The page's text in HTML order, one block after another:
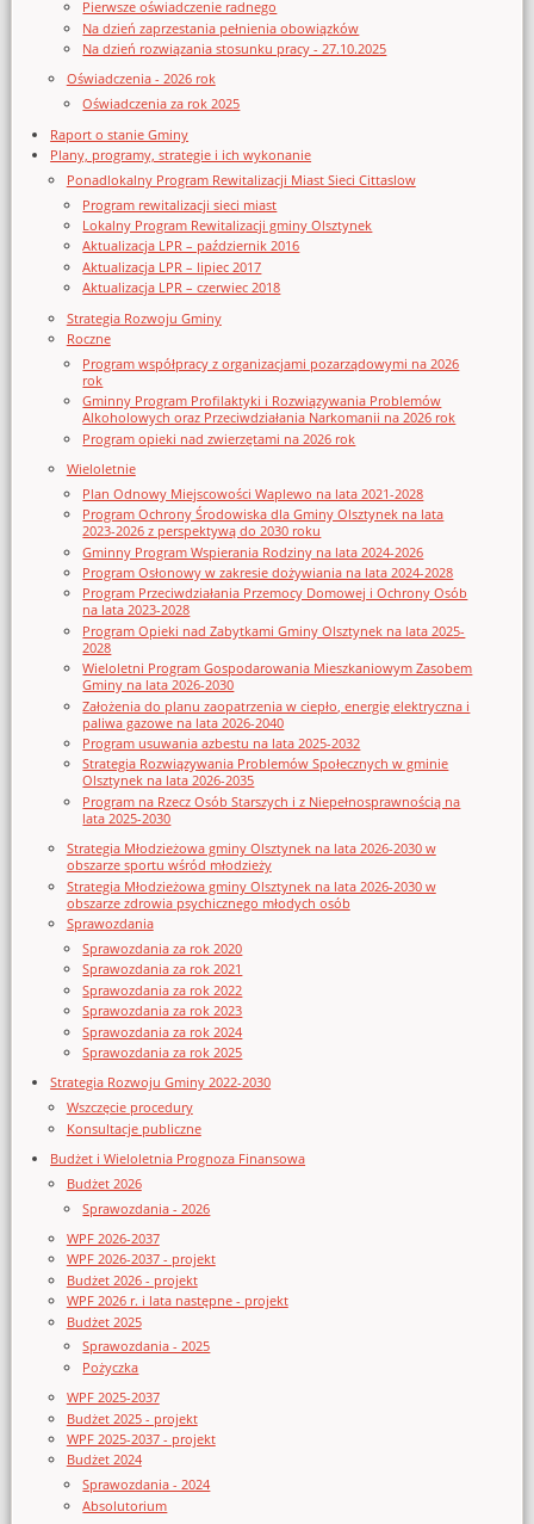
Pierwsze oświadczenie radnego
Na dzień zaprzestania pełnienia obowiązków
Na dzień rozwiązania stosunku pracy - 27.10.2025
Oświadczenia - 2026 rok
Oświadczenia za rok 2025
Raport o stanie Gminy
Plany, programy, strategie i ich wykonanie
Ponadlokalny Program Rewitalizacji Miast Sieci Cittaslow
Program rewitalizacji sieci miast
Lokalny Program Rewitalizacji gminy Olsztynek
Aktualizacja LPR – październik 2016
Aktualizacja LPR – lipiec 2017
Aktualizacja LPR – czerwiec 2018
Strategia Rozwoju Gminy
Roczne
Program współpracy z organizacjami pozarządowymi na 2026
rok
Gminny Program Profilaktyki i Rozwiązywania Problemów
Alkoholowych oraz Przeciwdziałania Narkomanii na 2026 rok
Program opieki nad zwierzętami na 2026 rok
Wieloletnie
Plan Odnowy Miejscowości Waplewo na lata 2021-2028
Program Ochrony Środowiska dla Gminy Olsztynek na lata
2023-2026 z perspektywą do 2030 roku
Gminny Program Wspierania Rodziny na lata 2024-2026
Program Osłonowy w zakresie dożywiania na lata 2024-2028
Program Przeciwdziałania Przemocy Domowej i Ochrony Osób
na lata 2023-2028
Program Opieki nad Zabytkami Gminy Olsztynek na lata 2025-
2028
Wieloletni Program Gospodarowania Mieszkaniowym Zasobem
Gminy na lata 2026-2030
Założenia do planu zaopatrzenia w ciepło, energię elektryczna i
paliwa gazowe na lata 2026-2040
Program usuwania azbestu na lata 2025-2032
Strategia Rozwiązywania Problemów Społecznych w gminie
Olsztynek na lata 2026-2035
Program na Rzecz Osób Starszych i z Niepełnosprawnością na
lata 2025-2030
Strategia Młodzieżowa gminy Olsztynek na lata 2026-2030 w
obszarze sportu wśród młodzieży
Strategia Młodzieżowa gminy Olsztynek na lata 2026-2030 w
obszarze zdrowia psychicznego młodych osób
Sprawozdania
Sprawozdania za rok 2020
Sprawozdania za rok 2021
Sprawozdania za rok 2022
Sprawozdania za rok 2023
Sprawozdania za rok 2024
Sprawozdania za rok 2025
Strategia Rozwoju Gminy 2022-2030
Wszczęcie procedury
Konsultacje publiczne
Budżet i Wieloletnia Prognoza Finansowa
Budżet 2026
Sprawozdania - 2026
WPF 2026-2037
WPF 2026-2037 - projekt
Budżet 2026 - projekt
WPF 2026 r. i lata następne - projekt
Budżet 2025
Sprawozdania - 2025
Pożyczka
WPF 2025-2037
Budżet 2025 - projekt
WPF 2025-2037 - projekt
Budżet 2024
Sprawozdania - 2024
Absolutorium